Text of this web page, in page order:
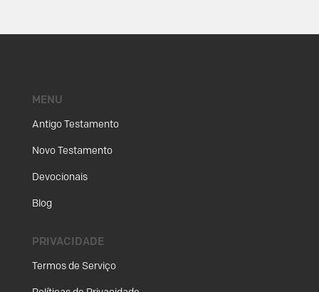
MENU
Antigo Testamento
Novo Testamento
Devocionais
Blog
PRIVACIDADE
Termos de Serviço